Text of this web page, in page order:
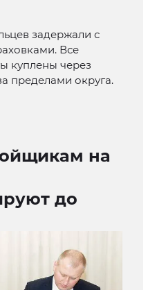
задержали с
Все
куплены через
пределами округа.
на
до